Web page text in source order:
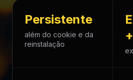
Persistente
além do cookie e da
reinstalação